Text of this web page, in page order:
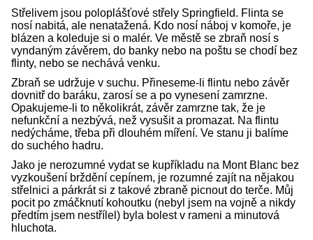
Střelivem jsou poloplášťové střely Springfield. Flinta se
nosí nabitá, ale nenatažená. Kdo nosí náboj v komoře, je
blázen a koleduje si o malér. Ve městě se zbraň nosí s
vyndaným závěrem, do banky nebo na poštu se chodí bez
flinty, nebo se nechává venku.
Zbraň se udržuje v suchu. Přineseme-li flintu nebo závěr
dovnitř do baráku, zarosí se a po vynesení zamrzne.
Opakujeme-li to několikrát, závěr zamrzne tak, že je
nefunkční a nezbývá, než vysušit a promazat. Na flintu
nedýcháme, třeba při dlouhém míření. Ve stanu ji balíme
do suchého hadru.
Jako je nerozumné vydat se kupříkladu na Mont Blanc bez
vyzkoušení brždění cepínem, je rozumné zajít na nějakou
střelnici a párkrát si z takové zbraně picnout do terče. Můj
pocit po zmáčknutí kohoutku (nebyl jsem na vojně a nikdy
předtím jsem nestřílel) byla bolest v rameni a minutová
hluchota.